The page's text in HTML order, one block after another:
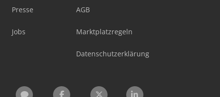
Presse
Jobs
AGB
Marktplatzregeln
Datenschutzerklärung